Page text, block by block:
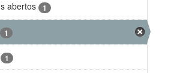
abertos 1
1
1